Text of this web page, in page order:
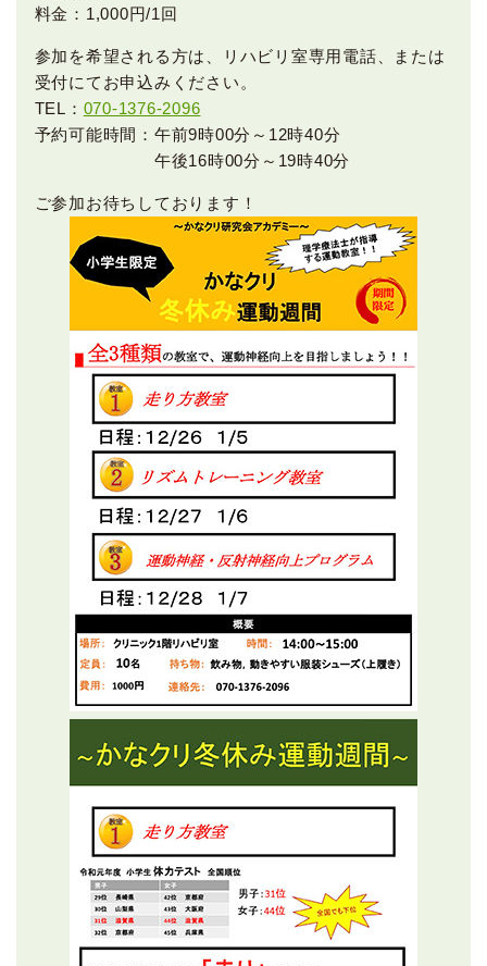
料金：1,000円/1回
参加を希望される方は、リハビリ室専用電話、または
受付にてお申込みください。
TEL： 070-1376-2096
予約可能時間：午前9時00分～12時40分
午後16時00分～19時40分
ご参加お待ちしております！